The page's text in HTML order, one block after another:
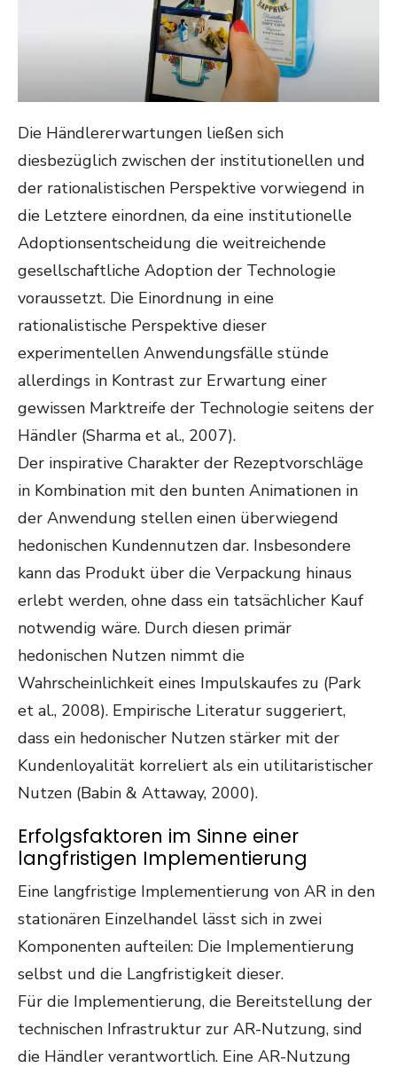
Die Händlererwartungen ließen sich
diesbezüglich zwischen der institutionellen und
der rationalistischen Perspektive vorwiegend in
die Letztere einordnen, da eine institutionelle
Adoptionsentscheidung die weitreichende
gesellschaftliche Adoption der Technologie
voraussetzt. Die Einordnung in eine
rationalistische Perspektive dieser
experimentellen Anwendungsfälle stünde
allerdings in Kontrast zur Erwartung einer
gewissen Marktreife der Technologie seitens der
Händler (Sharma et al., 2007).
Der inspirative Charakter der Rezeptvorschläge
in Kombination mit den bunten Animationen in
der Anwendung stellen einen überwiegend
hedonischen Kundennutzen dar. Insbesondere
kann das Produkt über die Verpackung hinaus
erlebt werden, ohne dass ein tatsächlicher Kauf
notwendig wäre. Durch diesen primär
hedonischen Nutzen nimmt die
Wahrscheinlichkeit eines Impulskaufes zu (Park
et al., 2008). Empirische Literatur suggeriert,
dass ein hedonischer Nutzen stärker mit der
Kundenloyalität korreliert als ein utilitaristischer
Nutzen (Babin & Attaway, 2000).
Erfolgsfaktoren im Sinne einer
langfristigen Implementierung
Eine langfristige Implementierung von AR in den
stationären Einzelhandel lässt sich in zwei
Komponenten aufteilen: Die Implementierung
selbst und die Langfristigkeit dieser.
Für die Implementierung, die Bereitstellung der
technischen Infrastruktur zur AR-Nutzung, sind
die Händler verantwortlich. Eine AR-Nutzung